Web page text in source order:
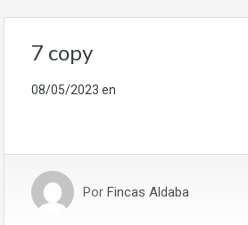
7 copy
08/05/2023 en
Por Fincas Aldaba